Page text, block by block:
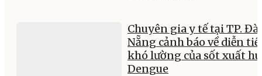
Chuyên gia y tế tại TP. Đà
Nẵng cảnh báo về diễn
khó lường của sốt xuất
Dengue